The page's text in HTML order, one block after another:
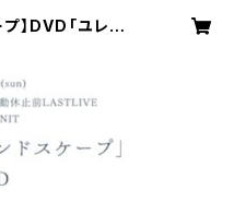
】DVD「ユレル
GoodsS